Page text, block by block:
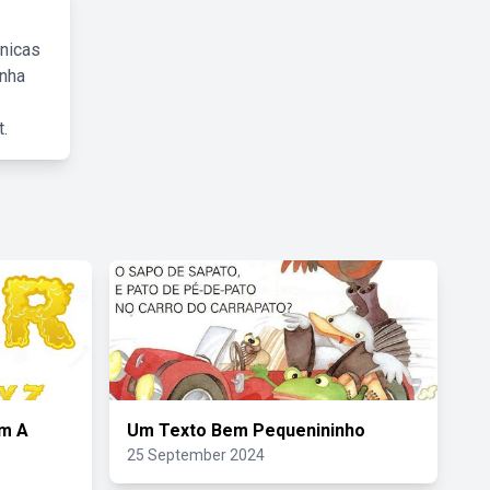
A
Um Texto Bem Pequenininho
25 September 2024